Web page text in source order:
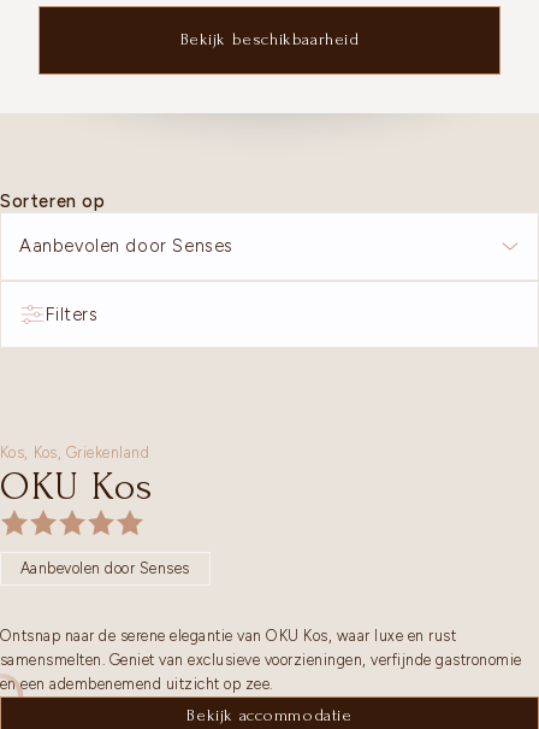
Bekijk beschikbaarheid
Sorteren op
Aanbevolen door Senses
Filters
Kos, Kos, Griekenland
OKU Kos
Aanbevolen door Senses
Ontsnap naar de serene elegantie van OKU Kos, waar luxe en rust
samensmelten. Geniet van exclusieve voorzieningen, verfijnde gastronomie
en een adembenemend uitzicht op zee.
Bekijk accommodatie